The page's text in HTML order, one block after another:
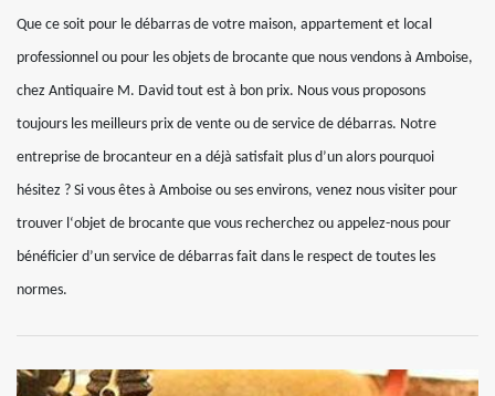
Que ce soit pour le débarras de votre maison, appartement et local
professionnel ou pour les objets de brocante que nous vendons à Amboise,
chez Antiquaire M. David tout est à bon prix. Nous vous proposons
toujours les meilleurs prix de vente ou de service de débarras. Notre
entreprise de brocanteur en a déjà satisfait plus d’un alors pourquoi
hésitez ? Si vous êtes à Amboise ou ses environs, venez nous visiter pour
trouver l‘objet de brocante que vous recherchez ou appelez-nous pour
bénéficier d’un service de débarras fait dans le respect de toutes les
normes.